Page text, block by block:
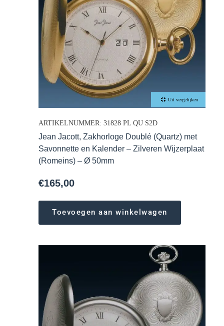
Uit vergelijken
ARTIKELNUMMER: 31828 PL QU S2D
Jean Jacott, Zakhorloge Doublé (Quartz) met
Savonnette en Kalender – Zilveren Wijzerplaat
(Romeins) – Ø 50mm
€165,00
Toevoegen aan winkelwagen